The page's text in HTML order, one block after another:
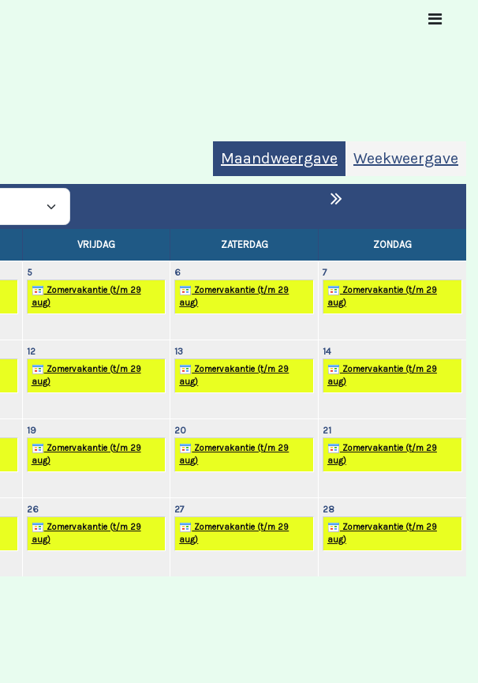
Maandweergave Weekweergave
VRIJDAG ZATERDAG ZONDAG
5
Zomervakantie (t/m 29
aug)
6
Zomervakantie (t/m 29
aug)
7
Zomervakantie (t/m 29
aug)
12
Zomervakantie (t/m 29
aug)
13
Zomervakantie (t/m 29
aug)
14
Zomervakantie (t/m 29
aug)
19
Zomervakantie (t/m 29
aug)
20
Zomervakantie (t/m 29
aug)
21
Zomervakantie (t/m 29
aug)
26
Zomervakantie (t/m 29
aug)
27
Zomervakantie (t/m 29
aug)
28
Zomervakantie (t/m 29
aug)